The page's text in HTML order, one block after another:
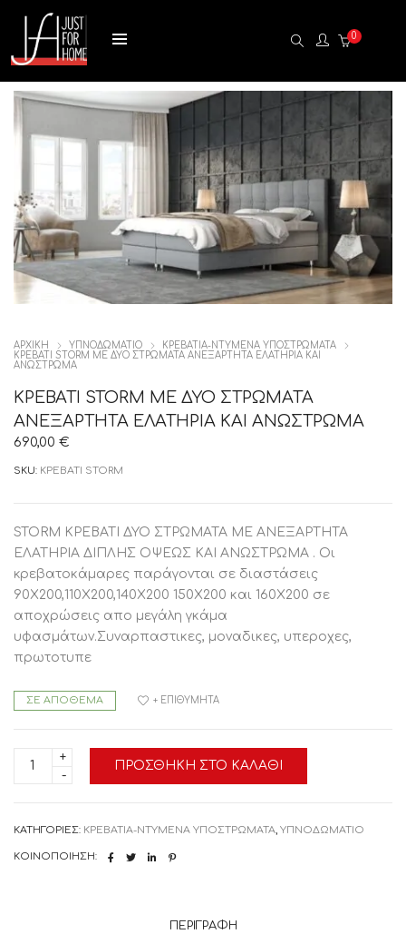
0
ΑΡΧΙΚΉ ΥΠΝΟΔΩΜΑΤΙΟ
ΚΡΕΒΑΤΙΑ-ΝΤΥΜΕΝΑ ΥΠΟΣΤΡΩΜΑΤΑ
ΚΡΕΒΑΤΙ STORM ΜΕ ΔΥΟ ΣΤΡΩΜΑΤΑ ΑΝΕΞΑΡΤΗΤΑ ΕΛΑΤΗΡΙΑ ΚΑΙ
ΑΝΩΣΤΡΩΜΑ
ΚΡΕΒΑΤΙ STORM ΜΕ ΔΥΟ ΣΤΡΩΜΑΤΑ
ΑΝΕΞΑΡΤΗΤΑ ΕΛΑΤΗΡΙΑ ΚΑΙ ΑΝΩΣΤΡΩΜΑ
690,00 €
SKU: ΚΡΕΒΑΤΙ STORM
STORM ΚΡΕΒΑΤΙ ΔΥΟ ΣΤΡΩΜΑΤΑ ΜΕ ΑΝΕΞΑΡΤΗΤΑ
ΕΛΑΤΗΡΙΑ ΔΙΠΛΗΣ ΟΨΕΩΣ ΚΑΙ ΑΝΩΣΤΡΩΜΑ . Οι
κρεβατοκάμαρες παράγονται σε διαστάσεις
90Χ200,110Χ200,140Χ200 150Χ200 και 160Χ200 σε
αποχρώσεις απο μεγάλη γκάμα
υφασμάτων.Συναρπαστικες, μοναδικες, υπεροχες,
πρωτοτυπε
ΣΕ ΑΠΌΘΕΜΑ
ΚΡΕΒΑΤΙ
STORM
ΕΛΑΤΗΡΙΑ
ΚΑΙ
ΑΝΩΣΤΡΩΜΑ
ΠΡΟΣΘΉΚΗ ΣΤΟ ΚΑΛΆΘΙ
+ ΕΠΙΘΥΜΗΤΆ
ΚΑΤΗΓΟΡΊΕΣ: ΚΡΕΒΑΤΙΑ-ΝΤΥΜΕΝΑ ΥΠΟΣΤΡΩΜΑΤΑ, ΥΠΝΟΔΩΜΑΤΙΟ
ΚΟΙΝΟΠΟΊΗΣΗ:
ΠΕΡΙΓΡΑΦΉ